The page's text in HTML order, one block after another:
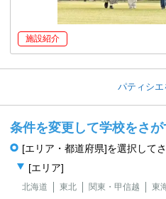
施設紹介
パティシ
条件を変更して学校をさが
[エリア・都道府県]を選択して
[エリア]
北海道 東北 関東・甲信越 東